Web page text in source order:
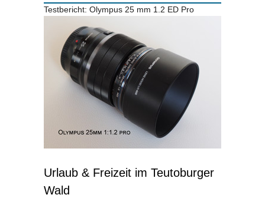
Testbericht: Olympus 25 mm 1.2 ED Pro
Urlaub & Freizeit im Teutoburger
Wald